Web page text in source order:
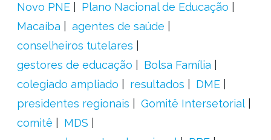
Novo PNE
Plano Nacional de Educação
Macaíba
agentes de saúde
conselheiros tutelares
gestores de educação
Bolsa Família
colegiado ampliado
resultados
DME
presidentes regionais
Gomitê Intersetorial
comitê
MDS